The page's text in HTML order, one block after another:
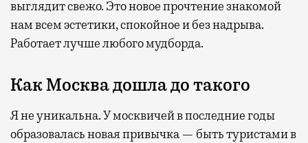
выглядит свежо. Это новое прочтение знакомой
нам всем эстетики, спокойное и без надрыва.
Работает лучше любого мудборда.
Как Москва дошла до такого
Я не уникальна. У москвичей в последние годы
образовалась новая привычка — быть туристами в